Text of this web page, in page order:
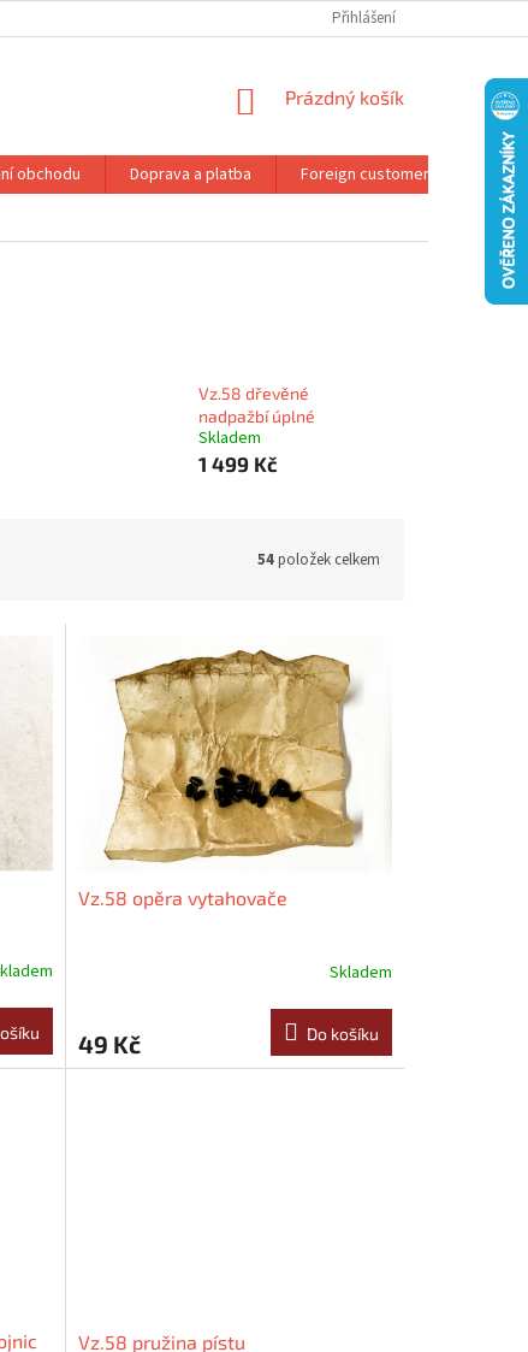
OCHRANY OSOBNÍCH ÚDAJŮ REKLAMAČNÍ ŘÁD
Přihlášení
NÁKUPNÍ
Prázdný košík
obchodu Doprava a platba Foreign customers
Vz.58 dřevěné
nadpažbí úplné
Skladem
1 499 Kč
54položek celkem
Vz.58 opěra vytahovače
Skladem
49 Kč Do košíku
Vz.58 pružina pístu